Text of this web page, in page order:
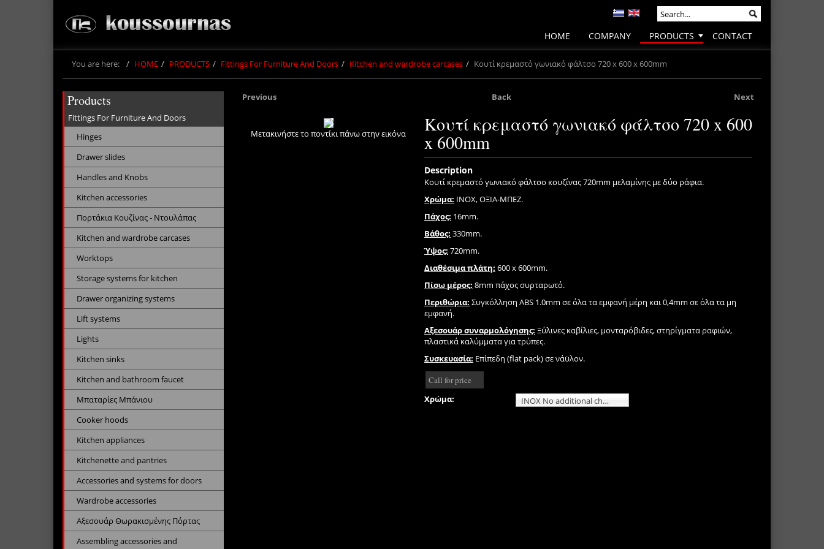
HOME COMPANY PRODUCTS CONTACT
You are here: HOME PRODUCTS Fittings For Furniture And Doors Kitchen and wardrobe carcases Κουτί κρεμαστό γωνιακό φάλτσο 720 x 600 x 600mm
Previous Back Next
Μετακινήστε το ποντίκι πάνω στην εικόνα Κουτί κρεμαστό γωνιακό φάλτσο 720 x 600
x 600mm
Description
Κουτί κρεμαστό γωνιακό φάλτσο κουζίνας 720mm μελαμίνης με δύο ράφια.
Χρώμα: INOX, ΟΞΙΑ-ΜΠΕΖ.
Πάχος: 16mm.
Βάθος: 330mm.
Ύψος: 720mm.
Διαθέσιμα πλάτη: 600 x 600mm.
Πίσω μέρος: 8mm πάχος συρταρωτό.
Περιθώρια: Συγκόλληση ABS 1.0mm σε όλα τα εμφανή μέρη και 0,4mm σε όλα τα μη
εμφανή.
Αξεσουάρ συναρμολόγησης: Ξύλινες καβίλιες, μονταρόβιδες, στηρίγματα ραφιών,
πλαστικά καλύμματα για τρύπες.
Συσκευασία: Επίπεδη (flat pack) σε νάϋλον.
Call for price
Χρώμα:
ΙΝΟΧ No additional charge
Products
Fittings For Furniture And Doors
Hinges
Drawer slides
Handles and Knobs
Kitchen accessories
Πορτάκια Κουζίνας - Ντουλάπας
Kitchen and wardrobe carcases
Worktops
Storage systems for kitchen
Drawer organizing systems
Lift systems
Lights
Kitchen sinks
Kitchen and bathroom faucet
Μπαταρίες Μπάνιου
Cooker hoods
Kitchen appliances
Kitchenette and pantries
Accessories and systems for doors
Wardrobe accessories
Αξεσουάρ Θωρακισμένης Πόρτας
Assembling accessories and